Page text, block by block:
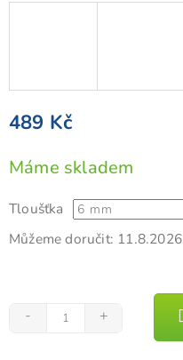
489 Kč
Měrná
cena:
Máme skladem
Tloušťka
Můžeme doručit: 11.8.2026